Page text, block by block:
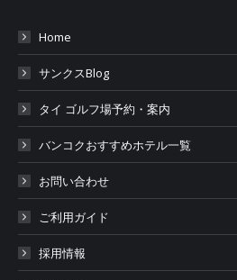
Home
サンクスBlog
タイ ゴルフ場予約・案内
バンコクおすすめホテル一覧
お問い合わせ
ご利用ガイド
採用情報